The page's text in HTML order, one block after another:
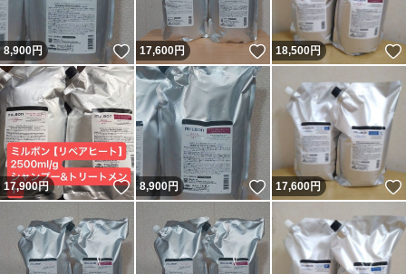
8,900円 いいね！
17,600円 いいね！
18,500円
17,900円 いいね！
8,900円 いいね！
17,600円